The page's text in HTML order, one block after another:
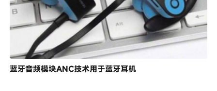
蓝牙音频模块ANC技术用于蓝牙耳机